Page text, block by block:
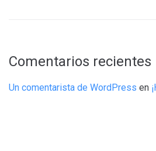
Comentarios recientes
Un comentarista de WordPress en